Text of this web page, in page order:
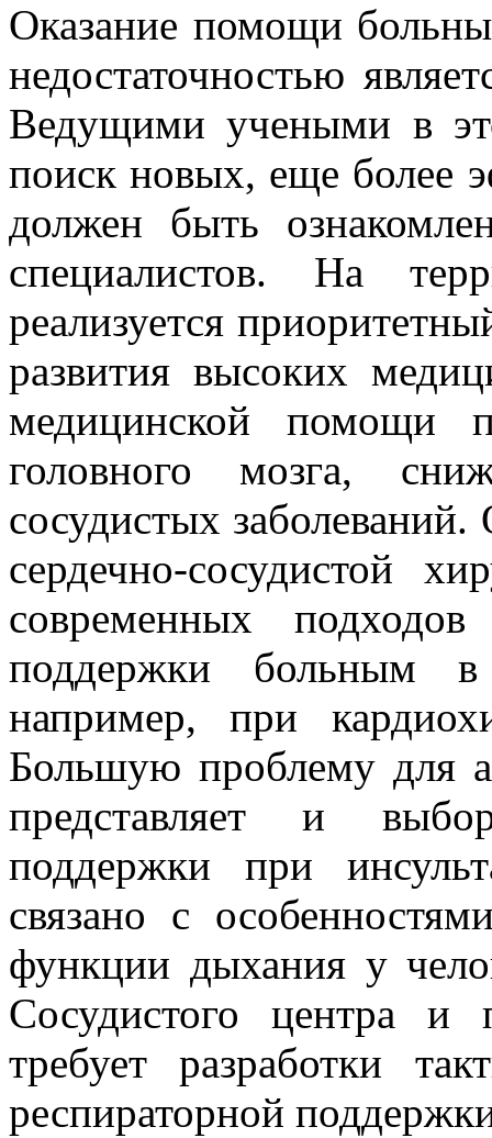
Оказание помощи
недостаточностью
Ведущими учеными в
поиск новых, еще более
должен быть
специалистов. На
реализуется
развития высоких
медицинской помощи
головного мозга,
сосудистых
сердечно-сосудистой
современных
поддержки больным в
например, при
Большую проблему для
представляет и
поддержки при
связано с
функции дыхания у
Сосудистого центра и
требует разработки
респираторной